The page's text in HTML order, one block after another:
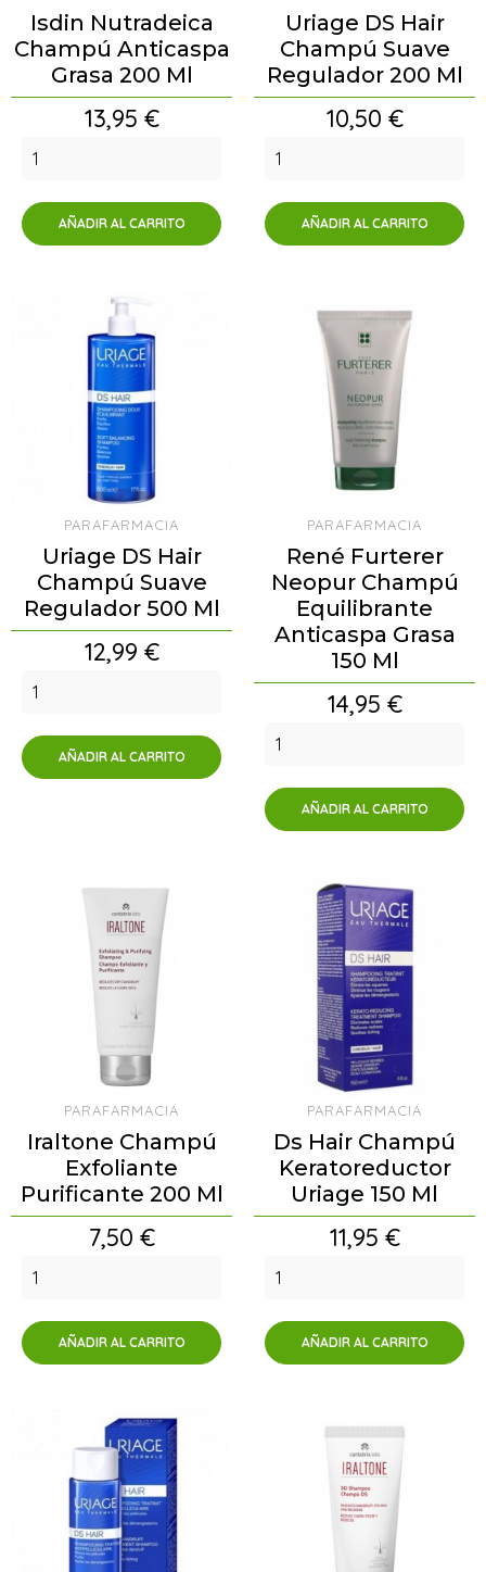
Isdin Nutradeica
Champú Anticaspa
Grasa 200 Ml
Precio
13,95 €
AÑADIR AL CARRITO
Uriage DS Hair
Champú Suave
Regulador 200 Ml
Precio
10,50 €
AÑADIR AL CARRITO
PARAFARMACIA
Uriage DS Hair
Champú Suave
Regulador 500 Ml
Precio
12,99 €
AÑADIR AL CARRITO
PARAFARMACIA
René Furterer
Neopur Champú
Equilibrante
Anticaspa Grasa
150 Ml
Precio
14,95 €
AÑADIR AL CARRITO
PARAFARMACIA
Iraltone Champú
Exfoliante
Purificante 200 Ml
Precio
7,50 €
AÑADIR AL CARRITO
PARAFARMACIA
Ds Hair Champú
Keratoreductor
Uriage 150 Ml
Precio
11,95 €
AÑADIR AL CARRITO